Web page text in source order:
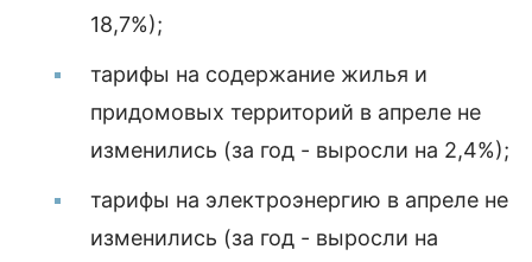
18,7%);
тарифы на содержание жилья и
придомовых территорий в апреле не
изменились (за год - выросли на 2,4%);
тарифы на электроэнергию в апреле не
изменились (за год - выросли на